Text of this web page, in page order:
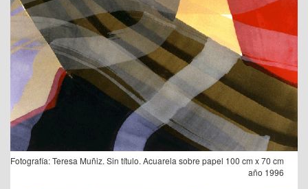
Fotografía: Teresa Muñiz. Sin título. Acuarela sobre papel 100 cm x 70 cm
año 1996